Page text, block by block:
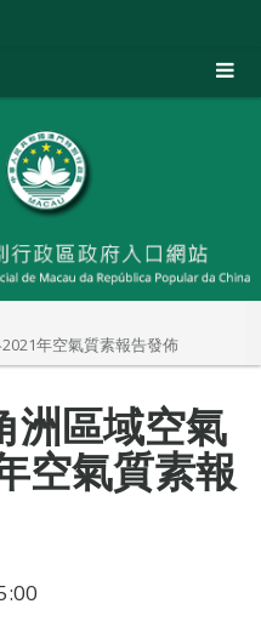
年空氣質素報告發佈
洲區域空氣
空氣質素報